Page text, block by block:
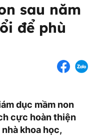
sau năm
để phù
dục mầm non
cực hoàn thiện
khoa học,